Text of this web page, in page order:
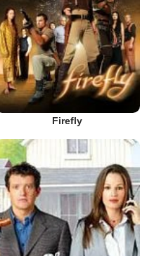
Firefly